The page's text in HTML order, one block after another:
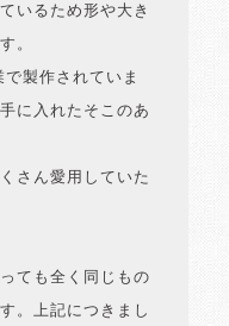
いるため形や大き
。
製作されていま
に入れたそこのあ
さん愛用していた
ても全く同じもの
。上記につきまし